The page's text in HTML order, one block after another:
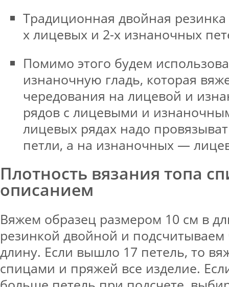
Традиционная двойная
х лицевых и 2-х изнаночных
Помимо этого будем
изнаночную гладь, которая
чередования на лицевой и
рядов с лицевыми и
лицевых рядах надо
петли, а на изнаночных —
Плотность вязания топа
описанием
Вяжем образец размером 10 см в
резинкой двойной и подсчитываем
длину. Если вышло 17 петель, то
спицами и пряжей все изделие.